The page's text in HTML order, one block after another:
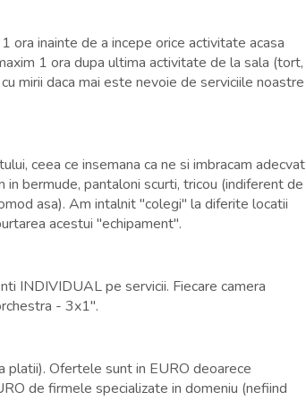
ora inainte de a incepe orice activitate acasa
1 ora dupa ultima activitate de la sala (tort,
mirii daca mai este nevoie de serviciile noastre
ceea ce insemana ca ne si imbracam adecvat
in bermude, pantaloni scurti, tricou (indiferent de
asa). Am intalnit "colegi" la diferite locatii
acestui "echipament".
INDIVIDUAL pe servicii. Fiecare camera
- 3x1".
platii). Ofertele sunt in EURO deoarece
de firmele specializate in domeniu (nefiind